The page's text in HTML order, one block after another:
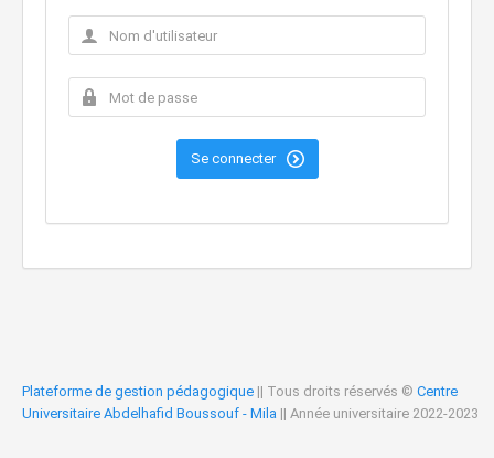
Se connecter
Plateforme de gestion pédagogique || Tous droits réservés © Centre
Universitaire Abdelhafid Boussouf - Mila || Année universitaire 2022-2023